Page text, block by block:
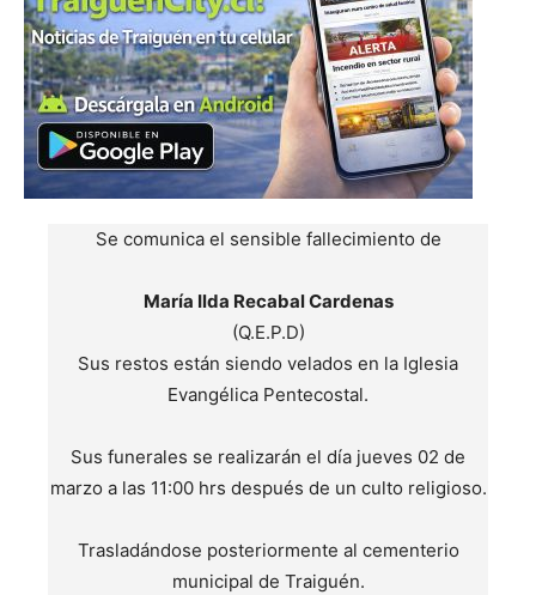
Se comunica el sensible fallecimiento de
María Ilda Recabal Cardenas
(Q.E.P.D)
Sus restos están siendo velados en la Iglesia
Evangélica Pentecostal.
Sus funerales se realizarán el día jueves 02 de
marzo a las 11:00 hrs después de un culto religioso.
Trasladándose posteriormente al cementerio
municipal de Traiguén.